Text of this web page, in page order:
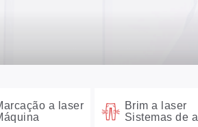
a laser
Brim a laser
Sistemas de